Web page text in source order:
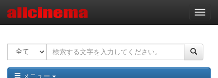
ナ
ビ
ー
ョ
ン
メニュー